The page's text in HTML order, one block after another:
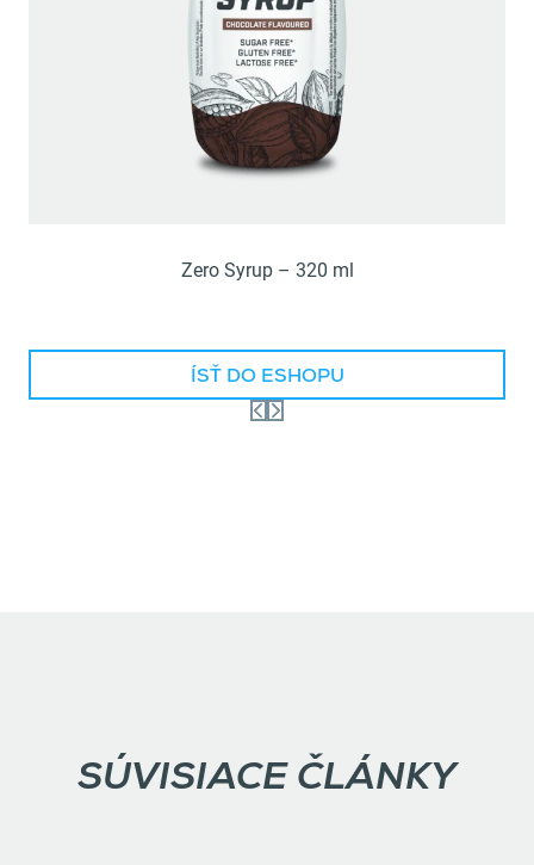
Zero Syrup – 320 ml
ÍSŤ DO ESHOPU
SÚVISIACE ČLÁNKY